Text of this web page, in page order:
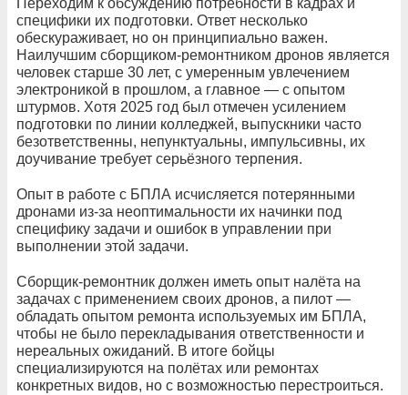
Переходим к обсуждению потребности в кадрах и
специфики их подготовки. Ответ несколько
обескураживает, но он принципиально важен.
Наилучшим сборщиком-ремонтником дронов является
человек старше 30 лет, с умеренным увлечением
электроникой в прошлом, а главное — с опытом
штурмов. Хотя 2025 год был отмечен усилением
подготовки по линии колледжей, выпускники часто
безответственны, непунктуальны, импульсивны, их
доучивание требует серьёзного терпения.
Опыт в работе с БПЛА исчисляется потерянными
дронами из-за неоптимальности их начинки под
специфику задачи и ошибок в управлении при
выполнении этой задачи.
Сборщик-ремонтник должен иметь опыт налёта на
задачах с применением своих дронов, а пилот —
обладать опытом ремонта используемых им БПЛА,
чтобы не было перекладывания ответственности и
нереальных ожиданий. В итоге бойцы
специализируются на полётах или ремонтах
конкретных видов, но с возможностью перестроиться.